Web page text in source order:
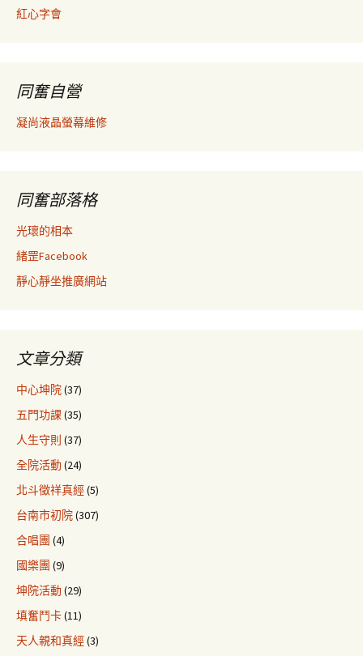
紅心字會
同奮自營
凝尚液晶螢幕維修
同奮部落格
光瓌的相本
緒罡Facebook
靜心靜坐推廣網站
文章分類
中心坤院(37)
五門功課(35)
人生守則 (37)
全院活動(24)
北斗徵祥真經(5)
台南市初院(307)
合唱團 (4)
國樂團 (9)
坤院活動(29)
填奮鬥卡(11)
天人親和真經(3)